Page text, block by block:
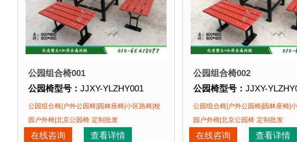
公园组合椅001
公园椅型号： JJXY-YLZHY001
公园椅规格：椅面长度可定制
公园椅材质：方钢椅腿+塑木+不锈钢马车栓紧固件+支架加固支撑
公园椅周期：
现货产品 即拍即发 厂家直销
公园组合椅|户外公园椅|园林座椅|小区路椅|校
园户外椅|北京公园椅 定制批发
在线咨询 查看详情
公园组合椅002
公园椅型号： JJXY-
公园椅规格：椅面长度可
公园椅材质：方钢椅腿+塑
公园椅周期：
现货产品 即
公园组合椅|户外公园椅|园林座椅|
园户外椅|北京公园椅 定制批发
在线咨询 查看详情